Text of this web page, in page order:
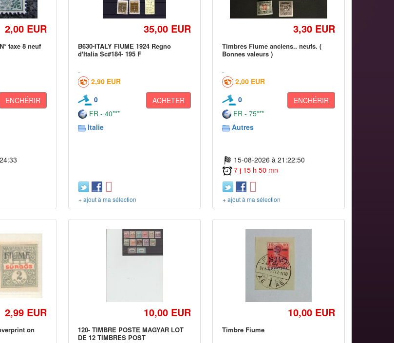
2,00 EUR
taxe 8 neuf
ENCHÉRIR
35,00 EUR
B630-ITALY FIUME 1924 Regno
d'Italia Sc#184- 195 F
2,90 EUR
0
ACHETER
FR - 40***
Italie
+ ajout à ma sélection
3,30 EUR
Timbres Fiume anciens.. neufs. (
Bonnes valeurs )
2,00 EUR
0
ENCHÉRIR
FR - 75***
Autres
15-08-2026 à 21:22:50
7 j 15 h 50 mn
+ ajout à ma sélection
2,99 EUR
on
10,00 EUR
120- TIMBRE POSTE MAGYAR LOT
DE 12 TIMBRES POST
10,00 EUR
Timbre Fiume